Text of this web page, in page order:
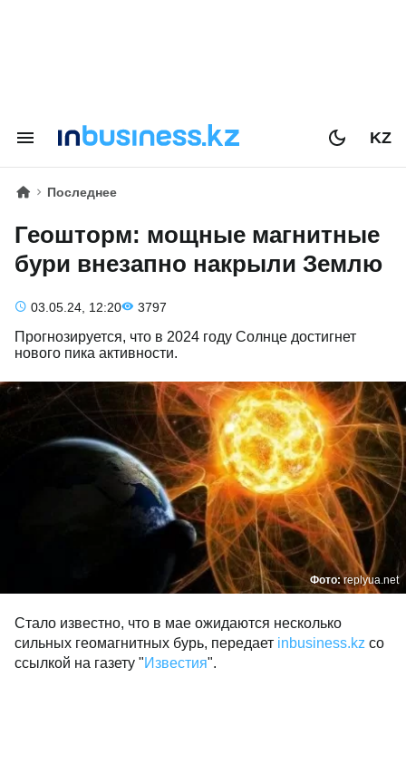
KZ
Последнее
Геошторм: мощные магнитные
бури внезапно накрыли Землю
03.05.24, 12:20 3797
Прогнозируется, что в 2024 году Солнце достигнет
нового пика активности.
Фото:replyua.net
Стало известно, что в мае ожидаются несколько
сильных геомагнитных бурь, передает inbusiness.kz со
ссылкой на газету "Известия".